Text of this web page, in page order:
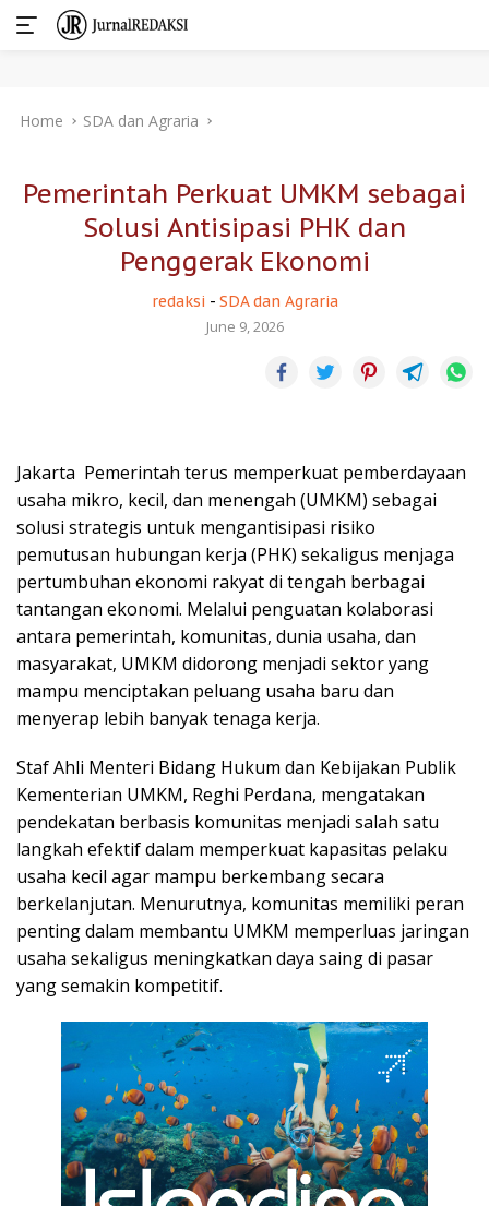
Home SDA dan Agraria
Pemerintah Perkuat UMKM sebagai
Solusi Antisipasi PHK dan
Penggerak Ekonomi
redaksi - SDA dan Agraria
June 9, 2026
Jakarta  Pemerintah terus memperkuat pemberdayaan
usaha mikro, kecil, dan menengah (UMKM) sebagai
solusi strategis untuk mengantisipasi risiko
pemutusan hubungan kerja (PHK) sekaligus menjaga
pertumbuhan ekonomi rakyat di tengah berbagai
tantangan ekonomi. Melalui penguatan kolaborasi
antara pemerintah, komunitas, dunia usaha, dan
masyarakat, UMKM didorong menjadi sektor yang
mampu menciptakan peluang usaha baru dan
menyerap lebih banyak tenaga kerja.
Staf Ahli Menteri Bidang Hukum dan Kebijakan Publik
Kementerian UMKM, Reghi Perdana, mengatakan
pendekatan berbasis komunitas menjadi salah satu
langkah efektif dalam memperkuat kapasitas pelaku
usaha kecil agar mampu berkembang secara
berkelanjutan. Menurutnya, komunitas memiliki peran
penting dalam membantu UMKM memperluas jaringan
usaha sekaligus meningkatkan daya saing di pasar
yang semakin kompetitif.